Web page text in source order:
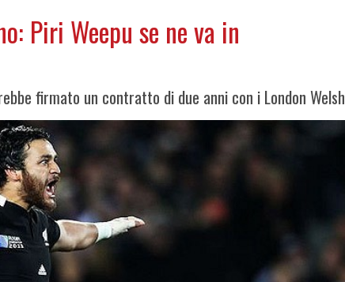
Piri Weepu se ne va in
firmato un contratto di due anni con i London Welsh